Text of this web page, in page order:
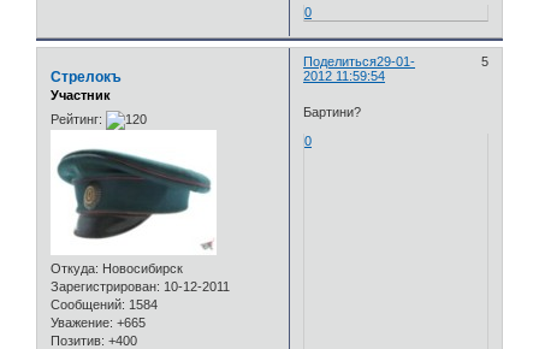
0
Поделиться 5
29-01-
2012 11:59:54
Стрелокъ
Участник
Рейтинг:
Откуда: Новосибирск
Зарегистрирован: 10-12-2011
Сообщений: 1584
Уважение: +665
Позитив: +400
Бартини?
0